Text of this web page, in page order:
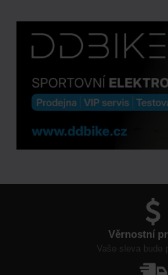
Věrnostní
Vaše sleva bude